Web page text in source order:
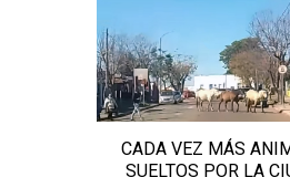
MÁS ANIMALES
POR LA CIUDAD